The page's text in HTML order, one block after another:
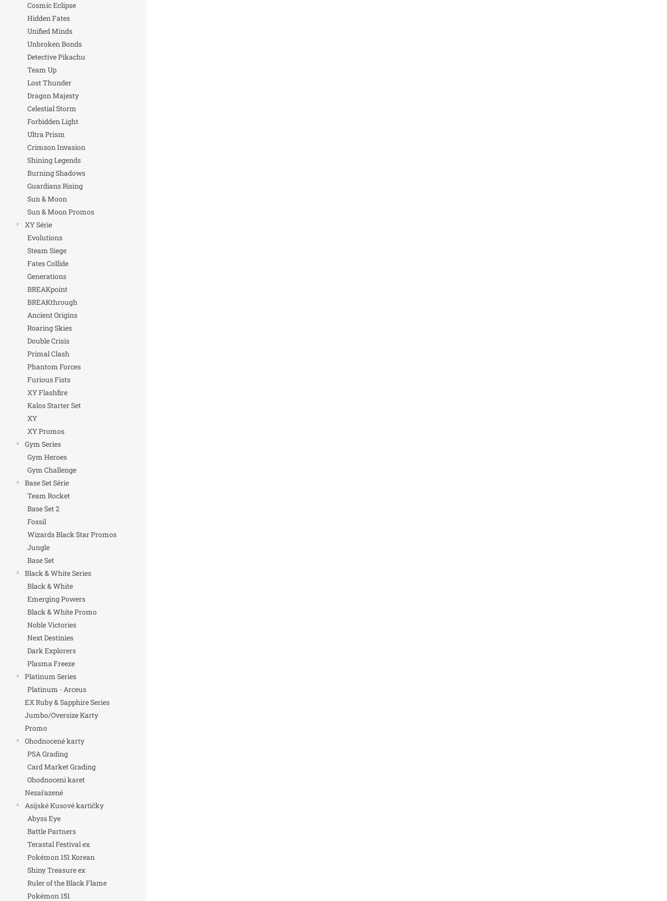
Cosmic Eclipse
Hidden Fates
Unified Minds
Unbroken Bonds
Detective Pikachu
Team Up
Lost Thunder
Dragon Majesty
Celestial Storm
Forbidden Light
Ultra Prism
Crimson Invasion
Shining Legends
Burning Shadows
Guardians Rising
Sun & Moon
Sun & Moon Promos
XY Série
Evolutions
Steam Siege
Fates Collide
Generations
BREAKpoint
BREAKthrough
Ancient Origins
Roaring Skies
Double Crisis
Primal Clash
Phantom Forces
Furious Fists
XY Flashfire
Kalos Starter Set
XY
XY Promos
Gym Series
Gym Heroes
Gym Challenge
Base Set Série
Team Rocket
Base Set 2
Fossil
Wizards Black Star Promos
Jungle
Base Set
Black & White Series
Black & White
Emerging Powers
Black & White Promo
Noble Victories
Next Destinies
Dark Explorers
Plasma Freeze
Platinum Series
Platinum - Arceus
EX Ruby & Sapphire Series
Jumbo/Oversize Karty
Promo
Ohodnocené karty
PSA Grading
Card Market Grading
Ohodnocení karet
Nezařazené
Asijské Kusové kartičky
Abyss Eye
Battle Partners
Terastal Festival ex
Pokémon 151 Korean
Shiny Treasure ex
Ruler of the Black Flame
Pokémon 151